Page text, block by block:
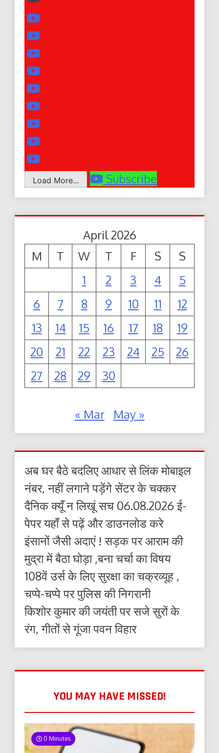
Load More... Subscribe
April 2026
M
T W T F S
S
1
2 3 4
5
6
7 8 9 10 11
12
13
14 15 16 17 18
19
20
21 22 23 24 25
26
27
28 29 30
« Mar May »
अब घर बैठे बदलिए आधार से लिंक मोबाइल
नंबर, नहीं लगाने पड़ेंगे सेंटर के चक्कर
दैनिक क्यूँ न लिखूं सच 06.08.2026 ई-
पेपर यहाँ से पढ़ें और डाउनलोड करे
इंसानों जैसी अदाएं ! सड़क पर आराम की
मुद्रा में बैठा घोड़ा ,बना चर्चा का विषय
108वें उर्स के लिए सुरक्षा का चक्रव्यूह ,
चप्पे-चप्पे पर पुलिस की निगरानी
किशोर कुमार की जयंती पर सजे सुरों के
रंग, गीतों से गूंजा पवन विहार
YOU MAY HAVE MISSED!
0 Minutes